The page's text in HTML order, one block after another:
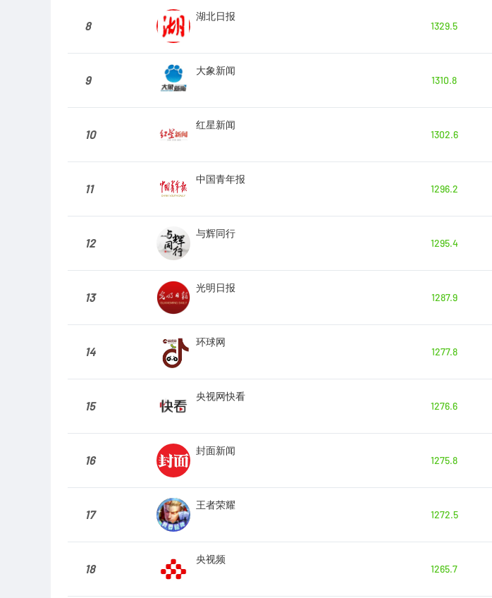
8
湖北日报
1329.5
9
大象新闻
1310.8
10
红星新闻
1302.6
11
中国青年报
1296.2
12
与辉同行
1295.4
13
光明日报
1287.9
14
环球网
1277.8
15
央视网快看
1276.6
16
封面新闻
1275.8
17
王者荣耀
1272.5
18
央视频
1265.7